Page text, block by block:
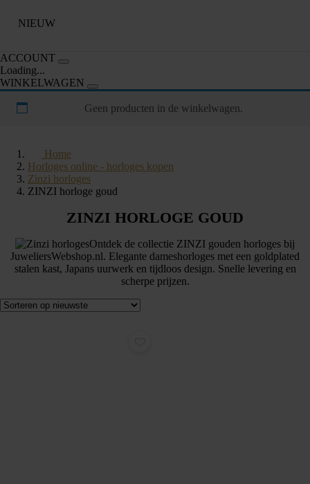
NIEUW
ACCOUNT
Loading...
WINKELWAGEN
Geen producten in de winkelwagen.
Home
Horloges online - horloges kopen
Zinzi horloges
ZINZI horloge goud
ZINZI HORLOGE GOUD
Ontdek de collectie ZINZI gouden horloges bij
JuweliersWebshop.nl. Elegante dameshorloges met een goldplated
stalen kast, Japans uurwerk en tijdloos design. Snelle levering en
scherpe prijzen.